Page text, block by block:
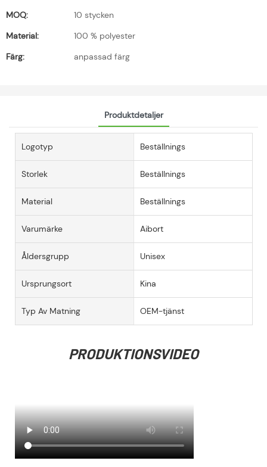
MOQ:
10 stycken
Material:
100 % polyester
Färg:
anpassad färg
Produktdetaljer
Logotyp Beställnings
Storlek Beställnings
Material Beställnings
Varumärke Aibort
Åldersgrupp Unisex
Ursprungsort Kina
Typ Av Matning OEM-tjänst
PRODUKTIONSVIDEO